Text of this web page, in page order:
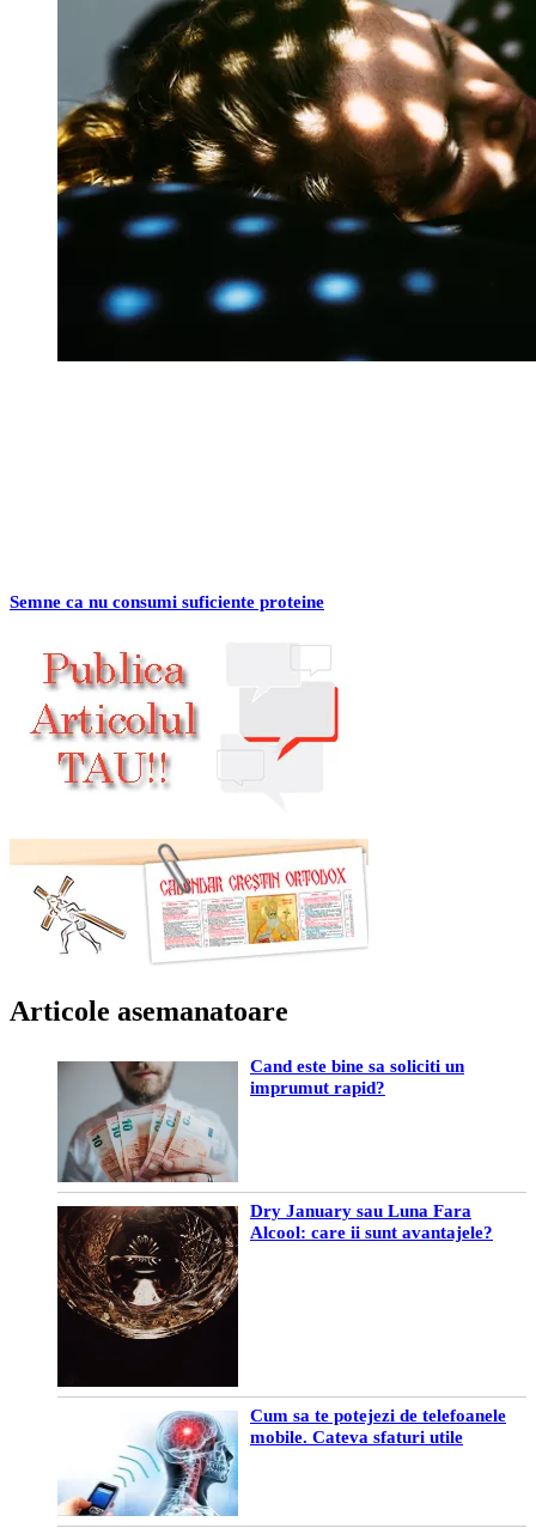
Semne ca nu consumi suficiente proteine
Articole asemanatoare
Cand este bine sa soliciti un
imprumut rapid?
Dry January sau Luna Fara
Alcool: care ii sunt avantajele?
Cum sa te potejezi de telefoanele
mobile. Cateva sfaturi utile